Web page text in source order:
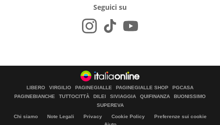
Seguici su
LIBERO VIRGILIO PAGINEGIALLE PAGINEGIALLE SHOP
PGCASA
PAGINEBIANCHE
TUTTOCITTÀ DILEI SIVIAGGIA QUIFINANZA
BUONISSIMO
SUPEREVA
Chi siamo Note Legali Privacy Cookie Policy
Preferenze sui cookie